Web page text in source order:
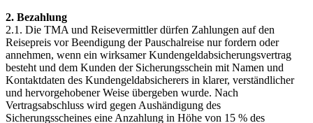
2. Bezahlung
2.1. Die TMA und Reisevermittler dürfen Zahlungen auf den
Reisepreis vor Beendigung der Pauschalreise nur fordern oder
annehmen, wenn ein wirksamer Kundengeldabsicherungsvertrag
besteht und dem Kunden der Sicherungsschein mit Namen und
Kontaktdaten des Kundengeldabsicherers in klarer, verständlicher
und hervorgehobener Weise übergeben wurde. Nach
Vertragsabschluss wird gegen Aushändigung des
Sicherungsscheines eine Anzahlung in Höhe von 15 % des